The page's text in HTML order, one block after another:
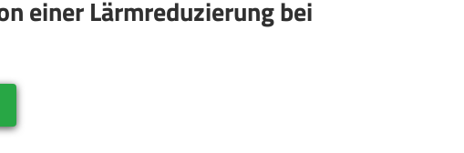
einer Lärmreduzierung bei